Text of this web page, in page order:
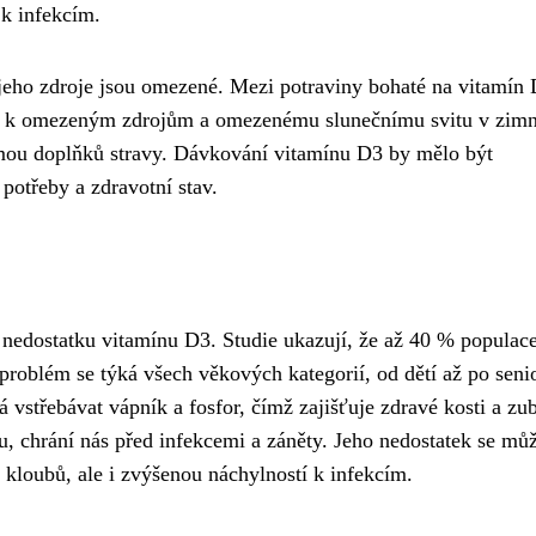
infekcím.
zdroje jsou omezené. Mezi potraviny bohaté na vitamín
omezeným zdrojům a omezenému slunečnímu svitu v
doplňků stravy. Dávkování vitamínu D3 by mělo být
a zdravotní stav.
vitamínu D3. Studie ukazují, že až 40 %
se týká všech věkových kategorií, od dětí až po
vstřebávat vápník a fosfor, čímž zajišťuje zdravé kosti a
nás před infekcemi a záněty. Jeho nedostatek se
ale i zvýšenou náchylností k infekcím.